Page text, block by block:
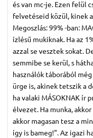
és van mc-je. Ezen felül
felvetéseid közül, kinek
Megoszlás: 99% -ban:
ízlésű mukiknak. Ha az
azzal se vesztek sokat.
semmibe se kerül, s
használók táborából
ürge is, akinek tetszik a
ha valaki MÁSOKNAK ír
élvezet. Ha munka,
akkor magasan tesz a
így is bameg!". Az igazi